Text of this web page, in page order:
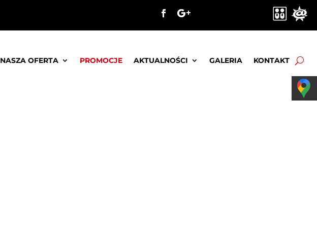
NASZA OFERTA PROMOCJE AKTUALNOŚCI GALERIA KONTAKT